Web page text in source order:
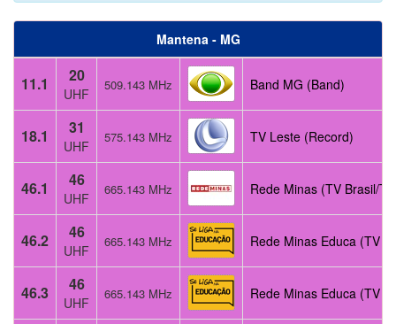
Mantena - MG
11.1 20
UHF
509.143 MHz Band MG (Band)
18.1 31
UHF
575.143 MHz TV Leste (Record)
46.1 46
UHF
665.143 MHz Rede Minas (TV Brasil/
46.2 46
UHF
665.143 MHz Rede Minas Educa (TV
46.3 46
UHF
665.143 MHz Rede Minas Educa (TV